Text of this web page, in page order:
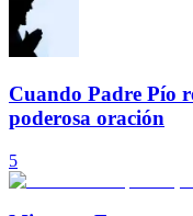
Cuando Padre Pío
poderosa oración
5